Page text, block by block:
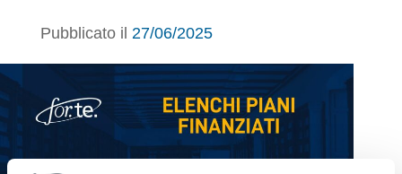
Pubblicato il 27/06/2025